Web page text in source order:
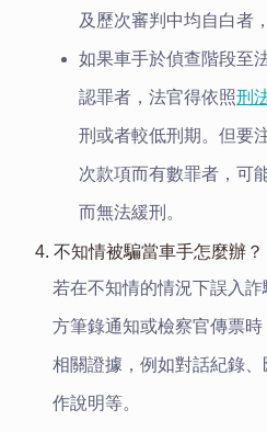
及歷次審判中均自白者
如果車手於偵查階段至
認罪者，法官得依照刑
刑或者較低刑期。但要
次款項而有數罪者，可
而無法緩刑。
4. 不知情被騙當車手怎麼辦？
若在不知情的情況下誤入
方筆錄通知或檢察官傳票
相關證據，例如對話紀錄
作說明等。